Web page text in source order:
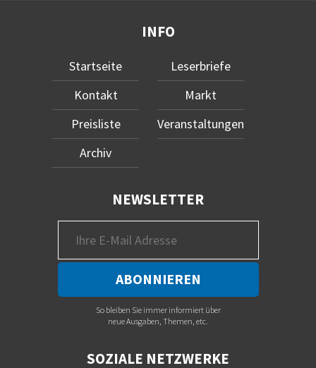
INFO
Startseite
Kontakt
Preisliste
Archiv
Leserbriefe
Markt
Veranstaltungen
NEWSLETTER
So bleiben Sie immer informiert über
neue Ausgaben, Themen, etc.
SOZIALE NETZWERKE